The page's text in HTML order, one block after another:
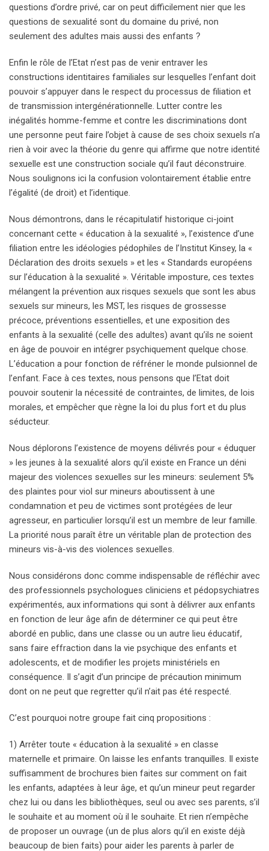
questions d’ordre privé, car on peut difficilement nier que les
questions de sexualité sont du domaine du privé, non
seulement des adultes mais aussi des enfants ?
Enfin le rôle de l’Etat n’est pas de venir entraver les
constructions identitaires familiales sur lesquelles l’enfant doit
pouvoir s’appuyer dans le respect du processus de filiation et
de transmission intergénérationnelle. Lutter contre les
inégalités homme-femme et contre les discriminations dont
une personne peut faire l’objet à cause de ses choix sexuels n’a
rien à voir avec la théorie du genre qui affirme que notre identité
sexuelle est une construction sociale qu’il faut déconstruire.
Nous soulignons ici la confusion volontairement établie entre
l’égalité (de droit) et l’identique.
Nous démontrons, dans le récapitulatif historique ci-joint
concernant cette « éducation à la sexualité », l’existence d’une
filiation entre les idéologies pédophiles de l’Institut Kinsey, la «
Déclaration des droits sexuels » et les « Standards européens
sur l’éducation à la sexualité ». Véritable imposture, ces textes
mélangent la prévention aux risques sexuels que sont les abus
sexuels sur mineurs, les MST, les risques de grossesse
précoce, préventions essentielles, et une exposition des
enfants à la sexualité (celle des adultes) avant qu’ils ne soient
en âge de pouvoir en intégrer psychiquement quelque chose.
L’éducation a pour fonction de réfréner le monde pulsionnel de
l’enfant. Face à ces textes, nous pensons que l’Etat doit
pouvoir soutenir la nécessité de contraintes, de limites, de lois
morales, et empêcher que règne la loi du plus fort et du plus
séducteur.
Nous déplorons l’existence de moyens délivrés pour « éduquer
» les jeunes à la sexualité alors qu’il existe en France un déni
majeur des violences sexuelles sur les mineurs: seulement 5%
des plaintes pour viol sur mineurs aboutissent à une
condamnation et peu de victimes sont protégées de leur
agresseur, en particulier lorsqu’il est un membre de leur famille.
La priorité nous paraît être un véritable plan de protection des
mineurs vis-à-vis des violences sexuelles.
Nous considérons donc comme indispensable de réfléchir avec
des professionnels psychologues cliniciens et pédopsychiatres
expérimentés, aux informations qui sont à délivrer aux enfants
en fonction de leur âge afin de déterminer ce qui peut être
abordé en public, dans une classe ou un autre lieu éducatif,
sans faire effraction dans la vie psychique des enfants et
adolescents, et de modifier les projets ministériels en
conséquence. Il s’agit d’un principe de précaution minimum
dont on ne peut que regretter qu’il n’ait pas été respecté.
C’est pourquoi notre groupe fait cinq propositions :
1) Arrêter toute « éducation à la sexualité » en classe
maternelle et primaire. On laisse les enfants tranquilles. Il existe
suffisamment de brochures bien faites sur comment on fait
les enfants, adaptées à leur âge, et qu’un mineur peut regarder
chez lui ou dans les bibliothèques, seul ou avec ses parents, s’il
le souhaite et au moment où il le souhaite. Et rien n’empêche
de proposer un ouvrage (un de plus alors qu’il en existe déjà
beaucoup de bien faits) pour aider les parents à parler de